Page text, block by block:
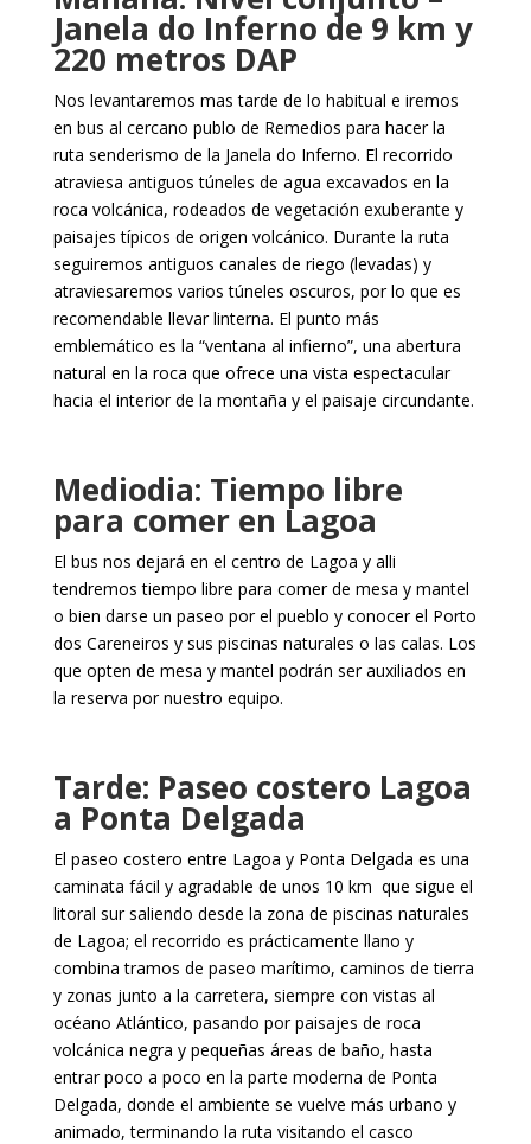
Janela do Inferno de 9 km y
220 metros DAP
Nos levantaremos mas tarde de lo habitual e iremos
en bus al cercano publo de Remedios para hacer la
ruta senderismo de la Janela do Inferno. El recorrido
atraviesa antiguos túneles de agua excavados en la
roca volcánica, rodeados de vegetación exuberante y
paisajes típicos de origen volcánico. Durante la ruta
seguiremos antiguos canales de riego (levadas) y
atraviesaremos varios túneles oscuros, por lo que es
recomendable llevar linterna. El punto más
emblemático es la “ventana al infierno”, una abertura
natural en la roca que ofrece una vista espectacular
hacia el interior de la montaña y el paisaje circundante.
Mediodia: Tiempo libre
para comer en Lagoa
El bus nos dejará en el centro de Lagoa y alli
tendremos tiempo libre para comer de mesa y mantel
o bien darse un paseo por el pueblo y conocer el Porto
dos Careneiros y sus piscinas naturales o las calas. Los
que opten de mesa y mantel podrán ser auxiliados en
la reserva por nuestro equipo.
Tarde: Paseo costero Lagoa
a Ponta Delgada
El paseo costero entre Lagoa y Ponta Delgada es una
caminata fácil y agradable de unos 10 km que sigue el
litoral sur saliendo desde la zona de piscinas naturales
de Lagoa; el recorrido es prácticamente llano y
combina tramos de paseo marítimo, caminos de tierra
y zonas junto a la carretera, siempre con vistas al
océano Atlántico, pasando por paisajes de roca
volcánica negra y pequeñas áreas de baño, hasta
entrar poco a poco en la parte moderna de Ponta
Delgada, donde el ambiente se vuelve más urbano y
animado, terminando la ruta visitando el casco